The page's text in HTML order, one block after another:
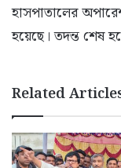
হাসপাতালের
হয়েছে। তদন্ত শেষ
Related